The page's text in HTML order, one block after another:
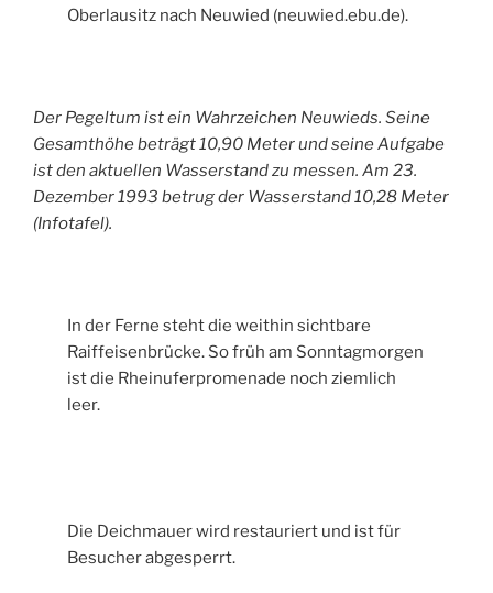
Oberlausitz nach Neuwied (neuwied.ebu.de).
Der Pegeltum ist ein Wahrzeichen Neuwieds. Seine
Gesamthöhe beträgt 10,90 Meter und seine Aufgabe
ist den aktuellen Wasserstand zu messen. Am 23.
Dezember 1993 betrug der Wasserstand 10,28 Meter
(Infotafel).
In der Ferne steht die weithin sichtbare
Raiffeisenbrücke. So früh am Sonntagmorgen
ist die Rheinuferpromenade noch ziemlich
leer.
Die Deichmauer wird restauriert und ist für
Besucher abgesperrt.